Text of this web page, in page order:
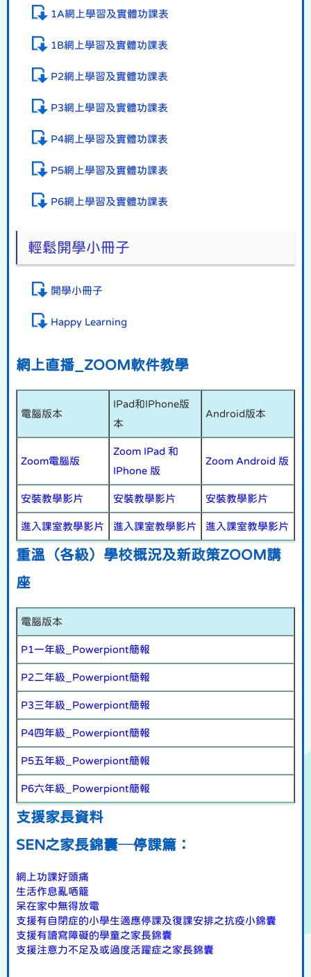
1A網上學習及實體功課表
1B網上學習及實體功課表
P2網上學習及實體功課表
P3網上學習及實體功課表
P4網上學習及實體功課表
P5網上學習及實體功課表
P6網上學習及實體功課表
輕鬆開學小冊子
開學小冊子
Happy Learning
網上直播_ZOOM軟件教學
電腦版本
IPad和IPhone版
本
Android版本
Zoom電腦版
Zoom IPad 和
IPhone 版
Zoom Android 版
安裝教學影片 安裝教學影片 安裝教學影片
進入課室教學影片 進入課室教學影片 進入課室教學影片
重溫（各級）學校概況及新政策ZOOM講
座
電腦版本
P1一年級_Powerpiont簡報
P2二年級_Powerpiont簡報
P3三年級_Powerpiont簡報
P4四年級_Powerpiont簡報
P5五年級_Powerpiont簡報
P6六年級_Powerpiont簡報
支援家長資料
SEN之家長錦囊─停課篇：
網上功課好頭痛
生活作息亂哂籠
呆在家中無得放電
支援有自閉症的小學生適應停課及復課安排之抗疫小錦囊
支援有讀寫障礙的學童之家長錦囊
支援注意力不足及或過度活躍症之家長錦囊